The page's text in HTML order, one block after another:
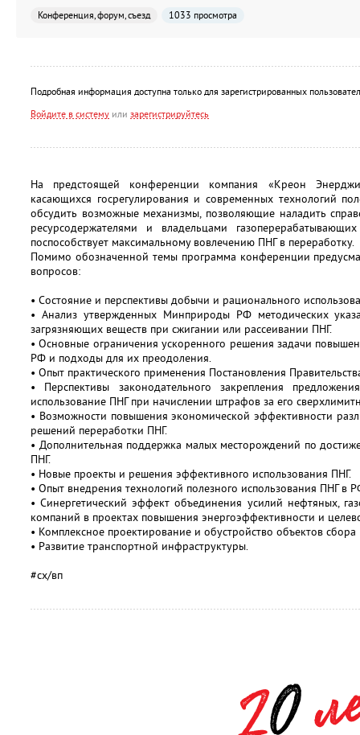
Конференция, форум, съезд 1033 просмотра
Подробная информация доступна только для зарегистрированных
Войдите в систему или зарегистрируйтесь
На предстоящей конференции компания «Креон
касающихся госрегулирования и современных технологий
обсудить возможные механизмы, позволяющие наладить
ресурсодержателями и владельцами
поспособствует максимальному вовлечению ПНГ в переработку.
Помимо обозначенной темы программа конференции
вопросов:
• Состояние и перспективы добычи и рационального
• Анализ утвержденных Минприроды РФ методических
загрязняющих веществ при сжигании или рассеивании ПНГ.
• Основные ограничения ускоренного решения задачи
РФ и подходы для их преодоления.
• Опыт практического применения Постановления
• Перспективы законодательного закрепления
использование ПНГ при начислении штрафов за его
• Возможности повышения экономической эффективности
решений переработки ПНГ.
• Дополнительная поддержка малых месторождений по
ПНГ.
• Новые проекты и решения эффективного использования ПНГ.
• Опыт внедрения технологий полезного использования ПНГ в
• Синергетический эффект объединения усилий нефтяных,
компаний в проектах повышения энергоэффективности и
• Комплексное проектирование и обустройство объектов
• Развитие транспортной инфраструктуры.
#сх/вп